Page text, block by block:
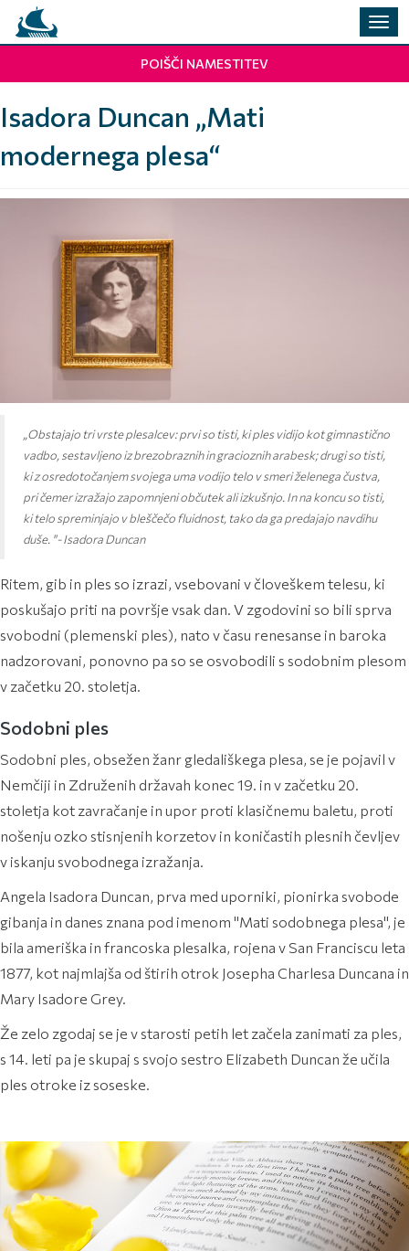
POIŠČI NAMESTITEV
Isadora Duncan „Mati
modernega plesa“
„Obstajajo tri vrste plesalcev: prvi so tisti, ki ples vidijo kot gimnastično
vadbo, sestavljeno iz brezobraznih in gracioznih arabesk; drugi so tisti,
ki z osredotočanjem svojega uma vodijo telo v smeri želenega čustva,
pri čemer izražajo zapomnjeni občutek ali izkušnjo. In na koncu so tisti,
ki telo spreminjajo v bleščečo fluidnost, tako da ga predajajo navdihu
duše. "- Isadora Duncan
Ritem, gib in ples so izrazi, vsebovani v človeškem telesu, ki
poskušajo priti na površje vsak dan. V zgodovini so bili sprva
svobodni (plemenski ples), nato v času renesanse in baroka
nadzorovani, ponovno pa so se osvobodili s sodobnim plesom
v začetku 20. stoletja.
Sodobni ples
Sodobni ples, obsežen žanr gledališkega plesa, se je pojavil v
Nemčiji in Združenih državah konec 19. in v začetku 20.
stoletja kot zavračanje in upor proti klasičnemu baletu, proti
nošenju ozko stisnjenih korzetov in koničastih plesnih čevljev
v iskanju svobodnega izražanja.
Angela Isadora Duncan, prva med uporniki, pionirka svobode
gibanja in danes znana pod imenom "Mati sodobnega plesa", je
bila ameriška in francoska plesalka, rojena v San Franciscu leta
1877, kot najmlajša od štirih otrok Josepha Charlesa Duncana in
Mary Isadore Grey.
Že zelo zgodaj se je v starosti petih let začela zanimati za ples,
s 14. leti pa je skupaj s svojo sestro Elizabeth Duncan že učila
ples otroke iz soseske.